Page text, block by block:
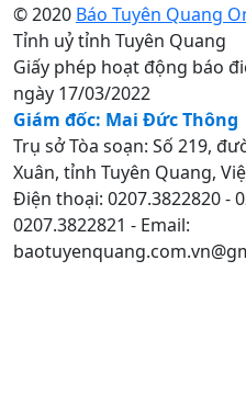
© 2020 Báo Tuyên Quang
Tỉnh uỷ tỉnh Tuyên Quang
Giấy phép hoạt động báo
ngày 17/03/2022
Giám đốc: Mai Đức Thông
Trụ sở Tòa soạn: Số 219,
Xuân, tỉnh Tuyên Quang,
Điện thoại: 0207.3822820 -
0207.3822821 - Email: